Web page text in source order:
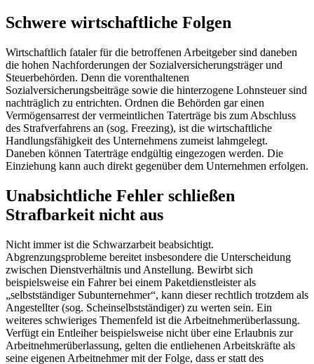
Schwere wirtschaftliche Folgen
Wirtschaftlich fataler für die betroffenen Arbeitgeber sind daneben
die hohen Nachforderungen der Sozialversicherungsträger und
Steuerbehörden. Denn die vorenthaltenen
Sozialversicherungsbeiträge sowie die hinterzogene Lohnsteuer sind
nachträglich zu entrichten. Ordnen die Behörden gar einen
Vermögensarrest der vermeintlichen Taterträge bis zum Abschluss
des Strafverfahrens an (sog. Freezing), ist die wirtschaftliche
Handlungsfähigkeit des Unternehmens zumeist lahmgelegt.
Daneben können Taterträge endgültig eingezogen werden. Die
Einziehung kann auch direkt gegenüber dem Unternehmen erfolgen.
Unabsichtliche Fehler schließen
Strafbarkeit nicht aus
Nicht immer ist die Schwarzarbeit beabsichtigt.
Abgrenzungsprobleme bereitet insbesondere die Unterscheidung
zwischen Dienstverhältnis und Anstellung. Bewirbt sich
beispielsweise ein Fahrer bei einem Paketdienstleister als
„selbstständiger Subunternehmer“, kann dieser rechtlich trotzdem als
Angestellter (sog. Scheinselbstständiger) zu werten sein. Ein
weiteres schwieriges Themenfeld ist die Arbeitnehmerüberlassung.
Verfügt ein Entleiher beispielsweise nicht über eine Erlaubnis zur
Arbeitnehmerüberlassung, gelten die entliehenen Arbeitskräfte als
seine eigenen Arbeitnehmer mit der Folge, dass er statt des